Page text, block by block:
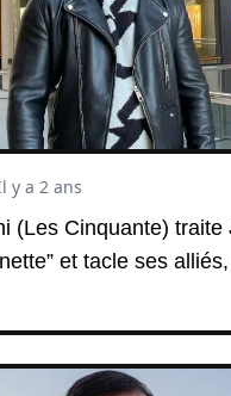
(Les Cinquante) traite
et tacle ses
y a 2 ans